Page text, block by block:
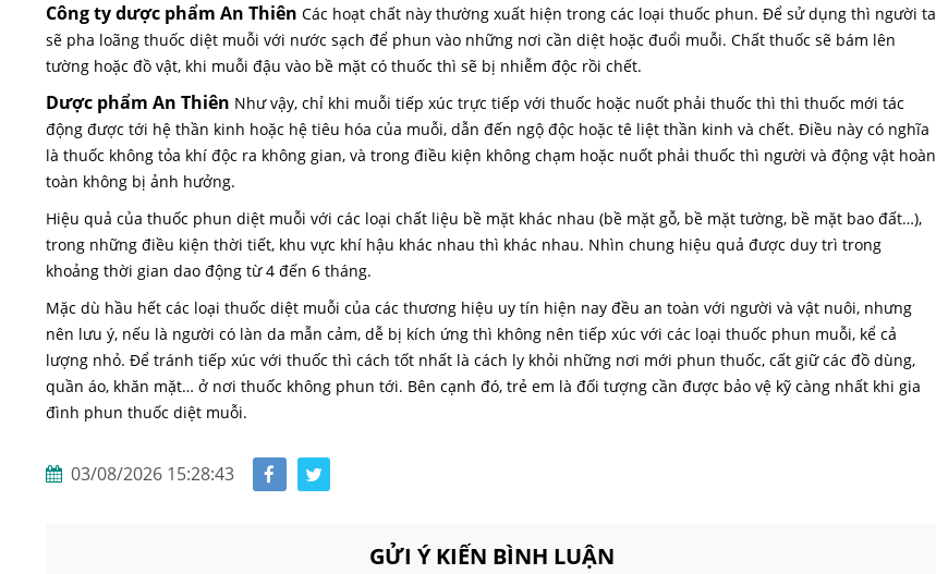
Công ty dược phẩm An Thiên Các hoạt chất này thường xuất hiện trong các loại thuốc phun. Để sử dụng thì người ta
sẽ pha loãng thuốc diệt muỗi với nước sạch để phun vào những nơi cần diệt hoặc đuổi muỗi. Chất thuốc sẽ bám lên
tường hoặc đồ vật, khi muỗi đậu vào bề mặt có thuốc thì sẽ bị nhiễm độc rồi chết.
Dược phẩm An Thiên Như vậy, chỉ khi muỗi tiếp xúc trực tiếp với thuốc hoặc nuốt phải thuốc thì thì thuốc mới tác
động được tới hệ thần kinh hoặc hệ tiêu hóa của muỗi, dẫn đến ngộ độc hoặc tê liệt thần kinh và chết. Điều này có nghĩa
là thuốc không tỏa khí độc ra không gian, và trong điều kiện không chạm hoặc nuốt phải thuốc thì người và động vật hoàn
toàn không bị ảnh hưởng.
Hiệu quả của thuốc phun diệt muỗi với các loại chất liệu bề mặt khác nhau (bề mặt gỗ, bề mặt tường, bề mặt bao đất…),
trong những điều kiện thời tiết, khu vực khí hậu khác nhau thì khác nhau. Nhìn chung hiệu quả được duy trì trong
khoảng thời gian dao động từ 4 đến 6 tháng.
Mặc dù hầu hết các loại thuốc diệt muỗi của các thương hiệu uy tín hiện nay đều an toàn với người và vật nuôi, nhưng
nên lưu ý, nếu là người có làn da mẫn cảm, dễ bị kích ứng thì không nên tiếp xúc với các loại thuốc phun muỗi, kể cả
lượng nhỏ. Để tránh tiếp xúc với thuốc thì cách tốt nhất là cách ly khỏi những nơi mới phun thuốc, cất giữ các đồ dùng,
quần áo, khăn mặt… ở nơi thuốc không phun tới. Bên cạnh đó, trẻ em là đối tượng cần được bảo vệ kỹ càng nhất khi gia
đình phun thuốc diệt muỗi.
03/08/2026 15:28:43
GỬI Ý KIẾN BÌNH LUẬN